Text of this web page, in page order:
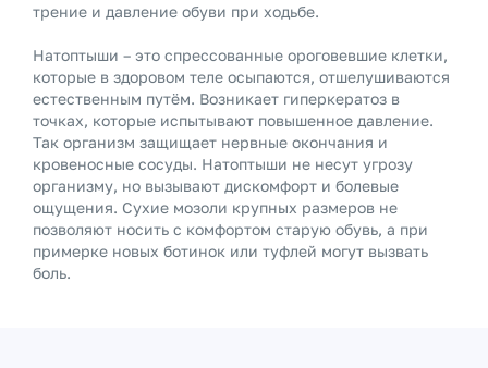
трение и давление обуви при ходьбе.
Натоптыши – это спрессованные ороговевшие клетки,
которые в здоровом теле осыпаются, отшелушиваются
естественным путём. Возникает гиперкератоз в
точках, которые испытывают повышенное давление.
Так организм защищает нервные окончания и
кровеносные сосуды. Натоптыши не несут угрозу
организму, но вызывают дискомфорт и болевые
ощущения. Сухие мозоли крупных размеров не
позволяют носить с комфортом старую обувь, а при
примерке новых ботинок или туфлей могут вызвать
боль.